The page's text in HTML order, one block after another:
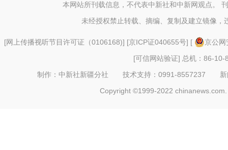
本网站所刊载信息，不代表中新社和中新网观点。
未经授权禁止转载、摘编、复制及建立镜像，
[网上传播视听节目许可证（0106168)] [京ICP证040655号] [
京公
[可信网站验证] 总机：86-10-
制作：中新社新疆分社 技术支持：0991-8557237
Copyright ©1999-2022